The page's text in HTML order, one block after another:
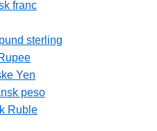
franc
sterling
Yen
peso
Ruble